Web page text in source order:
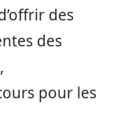
des
des
pour les